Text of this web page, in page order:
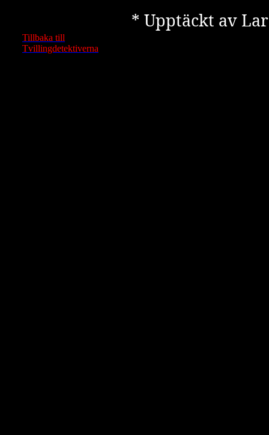
* Upptäckt av
Tillbaka till
Tvillingdetektiverna